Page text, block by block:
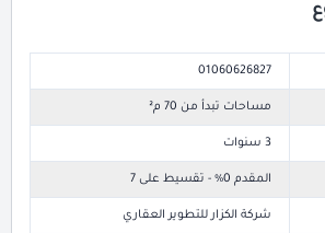
01060626827
مساحات تبدأ من 70 م²
3 سنوات
المقدم 0% - تقسيط على 7
شركة الكزار للتطوير العقاري